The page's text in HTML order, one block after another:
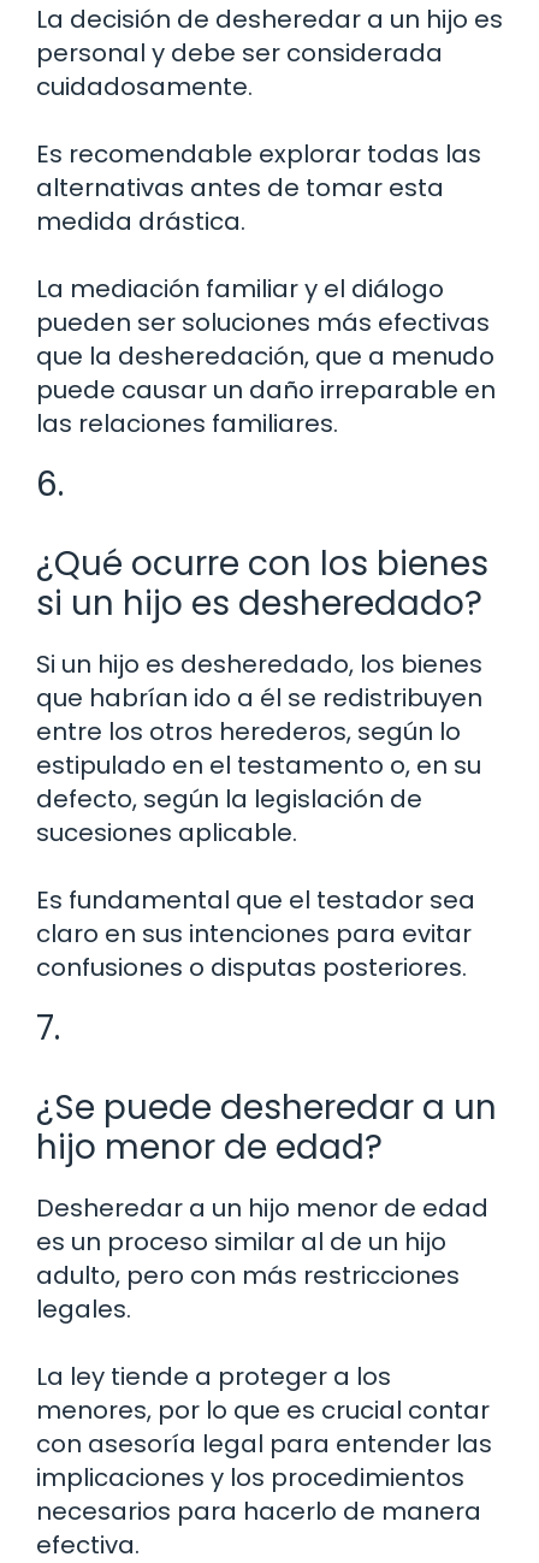
La decisión de desheredar a un hijo es
personal y debe ser considerada
cuidadosamente.
Es recomendable explorar todas las
alternativas antes de tomar esta
medida drástica.
La mediación familiar y el diálogo
pueden ser soluciones más efectivas
que la desheredación, que a menudo
puede causar un daño irreparable en
las relaciones familiares.
6.
¿Qué ocurre con los bienes
si un hijo es desheredado?
Si un hijo es desheredado, los bienes
que habrían ido a él se redistribuyen
entre los otros herederos, según lo
estipulado en el testamento o, en su
defecto, según la legislación de
sucesiones aplicable.
Es fundamental que el testador sea
claro en sus intenciones para evitar
confusiones o disputas posteriores.
7.
¿Se puede desheredar a un
hijo menor de edad?
Desheredar a un hijo menor de edad
es un proceso similar al de un hijo
adulto, pero con más restricciones
legales.
La ley tiende a proteger a los
menores, por lo que es crucial contar
con asesoría legal para entender las
implicaciones y los procedimientos
necesarios para hacerlo de manera
efectiva.